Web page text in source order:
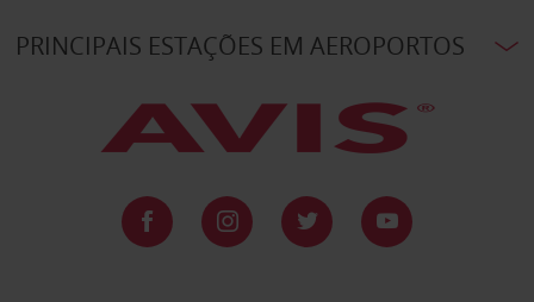
PRINCIPAIS ESTAÇÕES EM AEROPORTOS